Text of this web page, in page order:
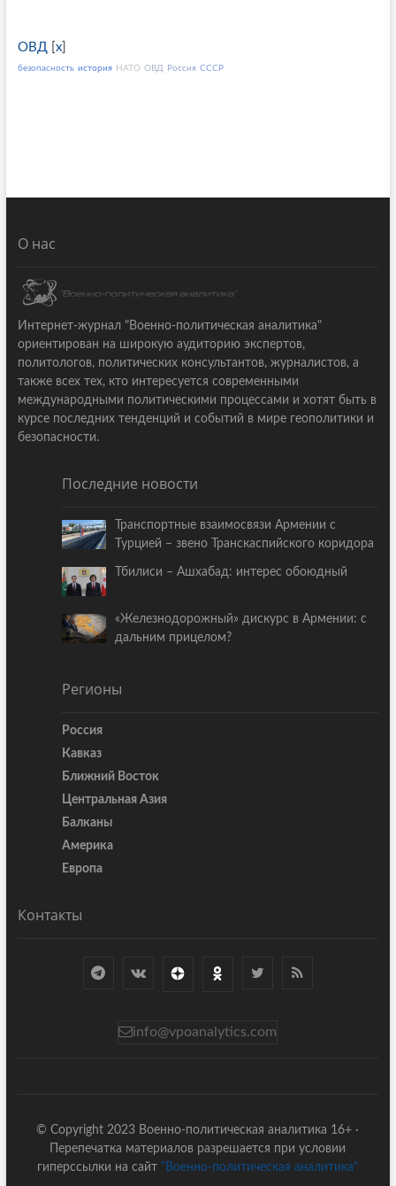
ОВД x]
безопасность история НАТО ОВД Россия СССР
О нас
Интернет-журнал "Военно-политическая аналитика"
ориентирован на широкую аудиторию экспертов,
политологов, политических консультантов, журналистов, а
также всех тех, кто интересуется современными
международными политическими процессами и хотят быть в
курсе последних тенденций и событий в мире геополитики и
безопасности.
Последние новости
Транспортные взаимосвязи Армении с
Турцией – звено Транскаспийского коридора
Тбилиси – Ашхабад: интерес обоюдный
«Железнодорожный» дискурс в Армении: с
дальним прицелом?
Регионы
Россия
Кавказ
Ближний Восток
Центральная Азия
Балканы
Америка
Европа
Контакты
info@vpoanalytics.com
© Copyright 2023 Военно-политическая аналитика 16+ ·
Перепечатка материалов разрешается при условии
гиперссылки на сайт "Военно-политическая аналитика"